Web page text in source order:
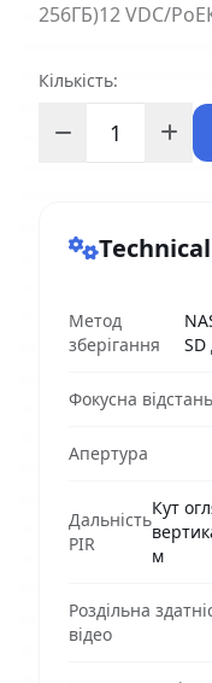
256ГБ)12 VDC/
Кількість:
Метод
зберігання
SD
Фокусна відстань
Апертура
Дальність
PIR
Кут
м
Роздільна
відео